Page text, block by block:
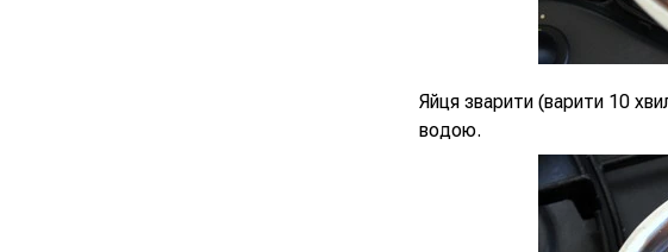
Яйця зварити (варити 10
водою.